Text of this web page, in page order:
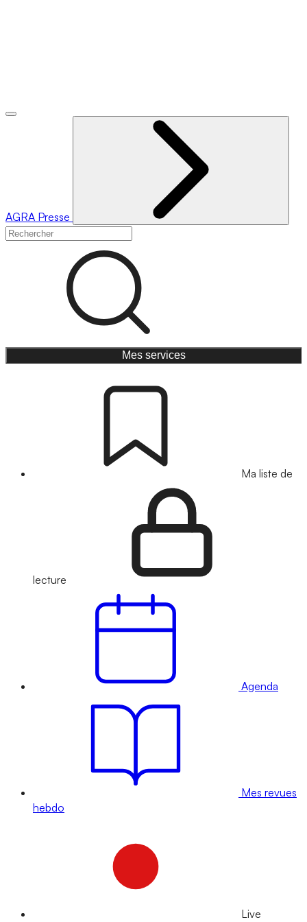
AGRA Presse
Mes services
Ma liste de
lecture
Agenda
Mes revues
hebdo
Live